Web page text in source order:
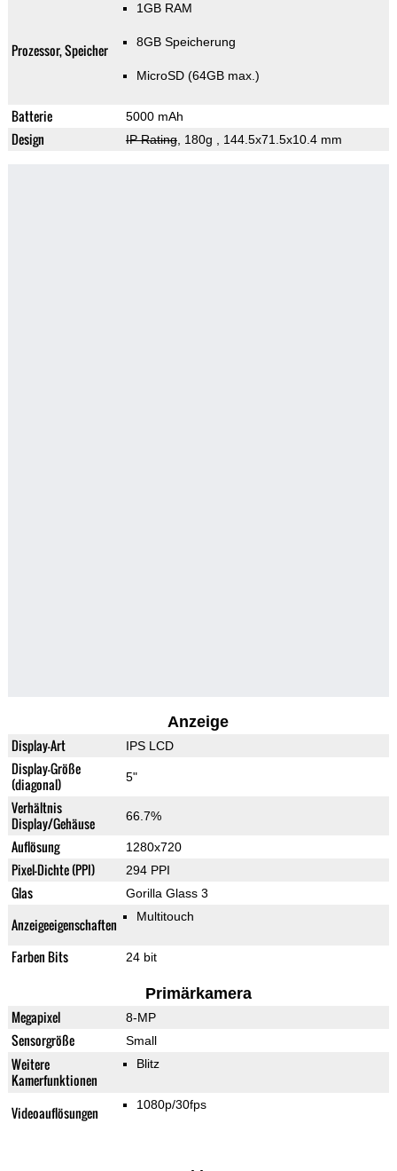
Prozessor, Speicher
1GB RAM
8GB Speicherung
MicroSD (64GB max.)
Batterie 5000 mAh
Design IP Rating, 180g , 144.5x71.5x10.4 mm
Anzeige
Display-Art IPS LCD
Display-Größe
(diagonal)
5"
Verhältnis
Display/Gehäuse
66.7%
Auflösung 1280x720
Pixel-Dichte (PPI) 294 PPI
Glas Gorilla Glass 3
Anzeigeeigenschaften Multitouch
Farben Bits 24 bit
Primärkamera
Megapixel 8-MP
Sensorgröße Small
Weitere
Kamerfunktionen
Blitz
Videoauflösungen 1080p/30fps